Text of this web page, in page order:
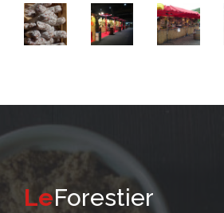
LeForestier